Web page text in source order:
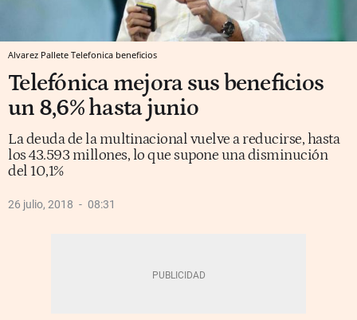
Alvarez Pallete Telefonica beneficios
Telefónica mejora sus beneficios
un 8,6% hasta junio
La deuda de la multinacional vuelve a reducirse, hasta
los 43.593 millones, lo que supone una disminución
del 10,1%
26 julio, 2018 08:31